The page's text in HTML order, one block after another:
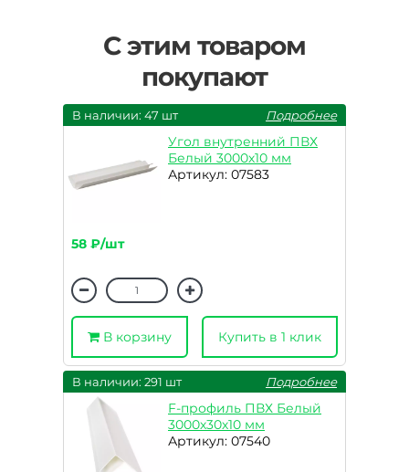
С этим товаром
покупают
В наличии: 47 шт Подробнее
Угол внутренний ПВХ
Белый 3000х10 мм
Артикул: 07583
58 ₽/шт
В корзину Купить в 1 клик
В наличии: 291 шт Подробнее
F-профиль ПВХ Белый
3000х30х10 мм
Артикул: 07540